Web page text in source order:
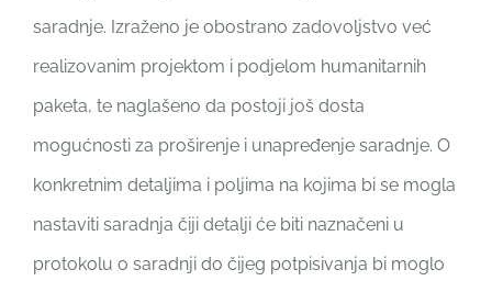
saradnje. Izraženo je obostrano zadovoljstvo već
realizovanim projektom i podjelom humanitarnih
paketa, te naglašeno da postoji još dosta
mogućnosti za proširenje i unapređenje saradnje. O
konkretnim detaljima i poljima na kojima bi se mogla
nastaviti saradnja čiji detalji će biti naznačeni u
protokolu o saradnji do čijeg potpisivanja bi moglo